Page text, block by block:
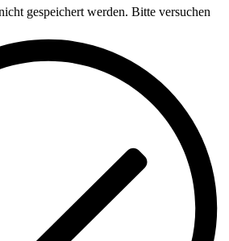
gespeichert werden. Bitte versuchen